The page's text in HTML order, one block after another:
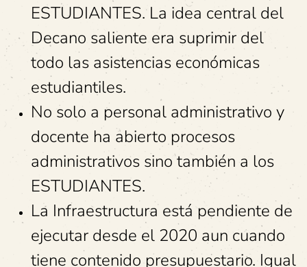
ESTUDIANTES. La idea central del
Decano saliente era suprimir del
todo las asistencias económicas
estudiantiles.
No solo a personal administrativo y
docente ha abierto procesos
administrativos sino también a los
ESTUDIANTES.
La Infraestructura está pendiente de
ejecutar desde el 2020 aun cuando
tiene contenido presupuestario. Igual